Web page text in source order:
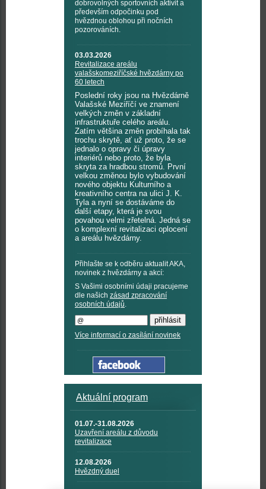
dobrovolných sportovních aktivit a
především odpočinku pod
hvězdnou oblohou při nočních
pozorováních.
03.03.2026
Revitalizace areálu
valašskomeziříčské hvězdárny po
60 letech
Poslední roky jsou na Hvězdárně
Valašské Meziříčí ve znamení
velkých změn v základní
infrastruktuře celého areálu.
Zatím většina změn probíhala tak
trochu skrytě, ať už proto, že se
jednalo o opravy či úpravy
interiérů nebo proto, že byla
skryta za hradbou stromů. První
velkou změnou bylo vybudování
nového objektu Kulturního a
kreativního centra na ulici J. K.
Tyla a nyní se dostáváme do
další etapy, která je svou
povahou velmi zřetelná. Jedná se
o komplexní revitalizaci oplocení
a areálu hvězdárny.
Přihlašte se k odběru aktualit AKA,
novinek z hvězdárny a akcí:
S Vašimi osobními údaji pracujeme
dle našich zásad zpracování
osobních údajů.
Více informací o zasílání novinek
Aktuální program
01.07.-31.08.2026
Uzavření areálu z důvodu
revitalizace
12.08.2026
Hvězdný duel